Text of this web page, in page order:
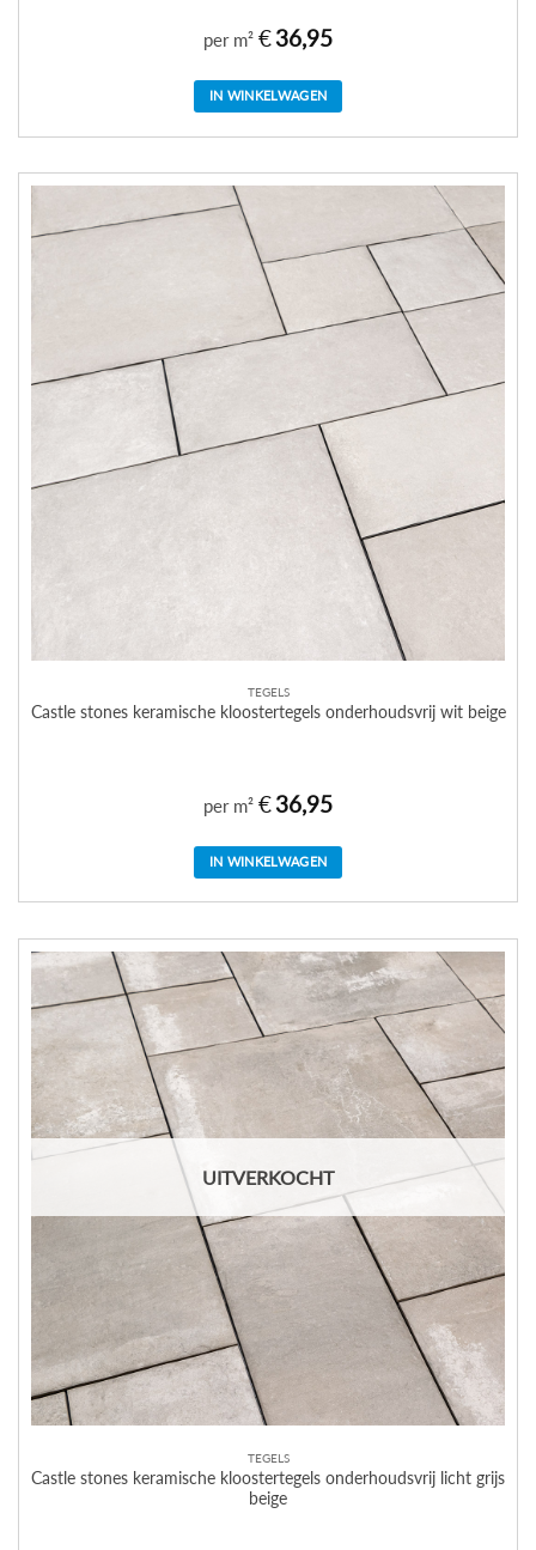
per m² €36,95
IN WINKELWAGEN
TEGELS
Castle stones keramische kloostertegels onderhoudsvrij wit beige
per m² €36,95
IN WINKELWAGEN
UITVERKOCHT
TEGELS
Castle stones keramische kloostertegels onderhoudsvrij licht grijs
beige